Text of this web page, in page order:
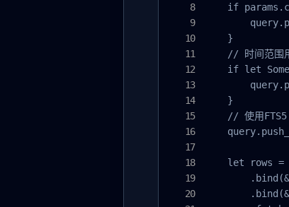
if
    }
// 时间范围
if let
    }
// 使用FTS5
let rows =